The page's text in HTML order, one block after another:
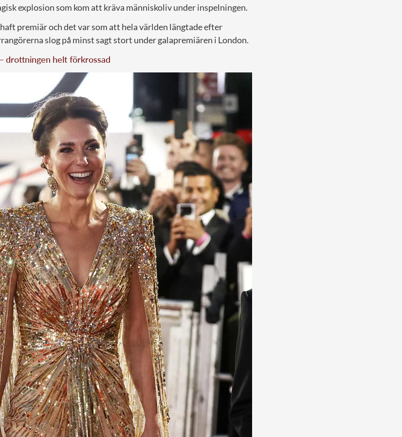
explosion som kom att kräva människoliv under inspelningen.
premiär och det var som att hela världen längtade efter
slog på minst sagt stort under galapremiären i London.
drottningen helt förkrossad